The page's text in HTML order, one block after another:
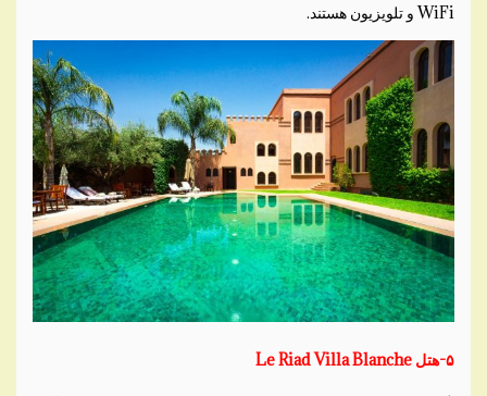
WiFi و تلویزیون‌ هستند.
۵-هتل Le Riad Villa Blanche